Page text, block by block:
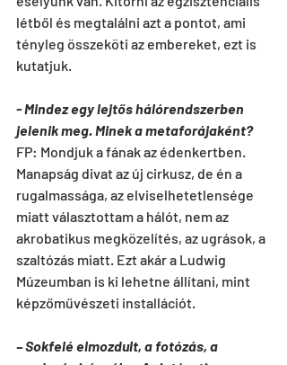
létből és megtalálni azt a pontot, ami
tényleg összeköti az embereket, ezt is
kutatjuk.
- Mindez egy lejtős hálórendszerben
jelenik meg. Minek a metaforájaként?
FP: Mondjuk a fának az édenkertben.
Manapság divat az új cirkusz, de én a
rugalmassága, az elviselhetetlensége
miatt választottam a hálót, nem az
akrobatikus megközelítés, az ugrások, a
szaltózás miatt. Ezt akár a Ludwig
Múzeumban is ki lehetne állítani, mint
képzőművészeti installációt.
– Sokfelé elmozdult, a fotózás, a